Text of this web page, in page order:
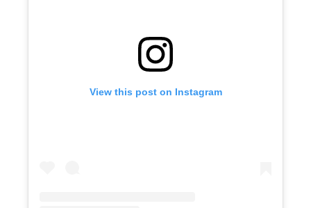
View this post on Instagram